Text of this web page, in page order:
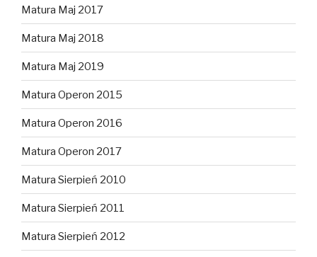
Matura Maj 2017
Matura Maj 2018
Matura Maj 2019
Matura Operon 2015
Matura Operon 2016
Matura Operon 2017
Matura Sierpień 2010
Matura Sierpień 2011
Matura Sierpień 2012